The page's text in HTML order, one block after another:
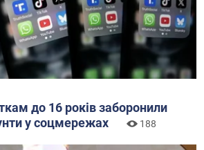
до 16 років заборонили
у соцмережах
188